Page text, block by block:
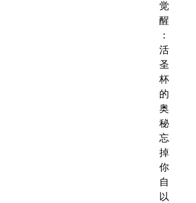
觉
醒
：
活
圣
杯
的
奥
秘
忘
掉
你
自
以